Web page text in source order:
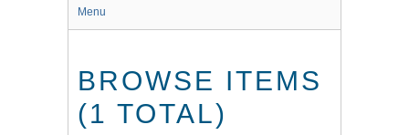
Menu
BROWSE ITEMS
(1 TOTAL)